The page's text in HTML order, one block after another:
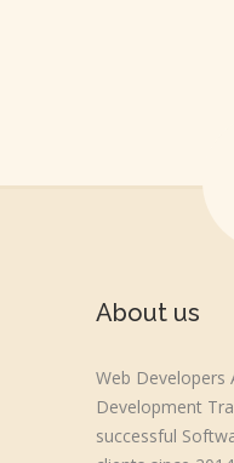
About us
Web Developers
Development
successful